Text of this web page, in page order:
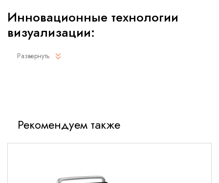
Инновационные технологии
визуализации:
Адаптивная визуализация тканей (Tissue Adaptive
допплеровских режимах
Развернуть
Рекомендуем также